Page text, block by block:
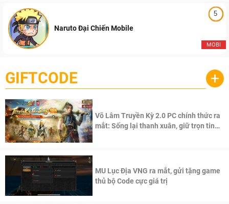
5
MOBI
Naruto Đại Chiến Mobile
GIFTCODE +
Võ Lâm Truyền Kỳ 2.0 PC chính thức ra
mắt: Sống lại thanh xuân, giữ trọn tinh
MU Lục Địa VNG ra mắt, gửi tặng game
thủ bộ Code cực giá trị